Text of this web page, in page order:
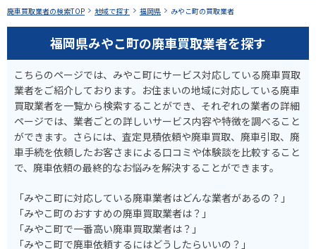
廃車買取業者の検索TOP 地域で探す 福岡県 みやこ町の買取業者
福岡県みやこ町の廃車買取業者を探す
こちらのページでは、みやこ町にサービス対応している廃車買取
業者をご紹介しております。お住まいの地域に対応している廃車
買取業者を一覧から検索することができ、それぞれの業者の詳細
ページでは、業者ごとの詳しいサービス内容や特徴を調べること
ができます。さらには、査定見積依頼や廃車買取、廃車引取、廃
車手続を依頼したお客さまによる口コミや体験談を比較すること
で、廃車依頼の最終的なお悩みを解決することができます。
「みやこ町に対応している廃車業者はどんな業者があるの？」
「みやこ町のおすすめの廃車買取業者は？」
「みやこ町で一番高い廃車買取業者は？」
「みやこ町で廃車依頼するにはどうしたらいいの？」